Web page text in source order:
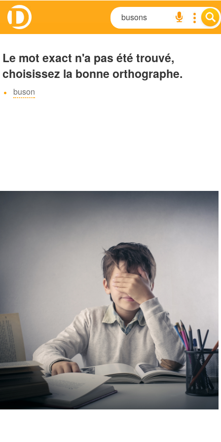
Le mot exact n'a pas été trouvé,
choisissez la bonne orthographe.
buson